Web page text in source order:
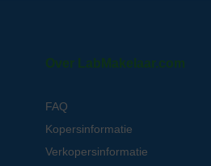
Over LabMakelaar.com
FAQ
Kopersinformatie
Verkopersinformatie